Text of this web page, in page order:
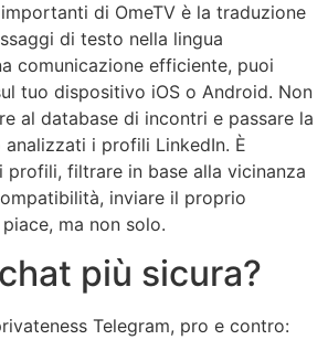
di OmeTV è la traduzione
di testo nella lingua
comunicazione efficiente, puoi
tuo dispositivo iOS o Android. Non
al database di incontri e passare la
analizzati i profili LinkedIn. È
profili, filtrare in base alla vicinanza
inviare il proprio
ma non solo.
più sicura?
Telegram, pro e contro: